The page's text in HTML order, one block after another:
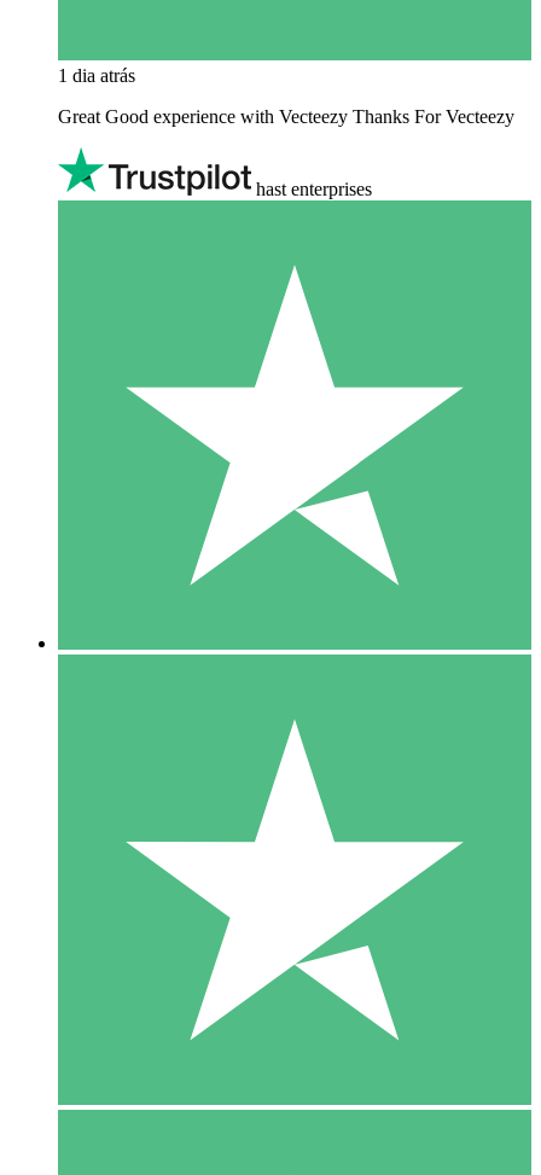
1 dia atrás
Great Good experience with Vecteezy Thanks For Vecteezy
hast enterprises